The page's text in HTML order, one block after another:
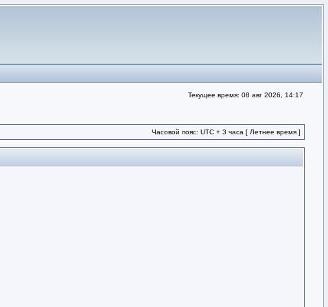
Текущее время: 08 авг 2026, 14:17
Часовой пояс: UTC + 3 часа [ Летнее время ]